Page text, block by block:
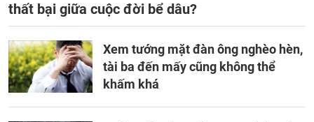
thất bại giữa cuộc đời bể dâu?
Xem tướng mặt đàn ông nghèo hèn,
tài ba đến mấy cũng không thể
khấm khá